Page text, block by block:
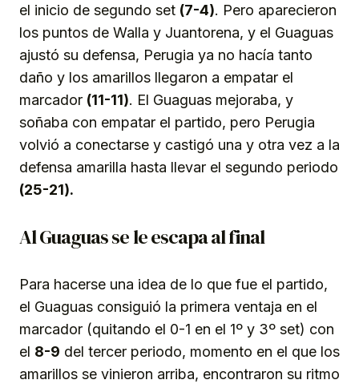
el inicio de segundo set (7-4). Pero aparecieron
los puntos de Walla y Juantorena, y el Guaguas
ajustó su defensa, Perugia ya no hacía tanto
daño y los amarillos llegaron a empatar el
marcador (11-11). El Guaguas mejoraba, y
soñaba con empatar el partido, pero Perugia
volvió a conectarse y castigó una y otra vez a la
defensa amarilla hasta llevar el segundo periodo
(25-21).
Al Guaguas se le escapa al final
Para hacerse una idea de lo que fue el partido,
el Guaguas consiguió la primera ventaja en el
marcador (quitando el 0-1 en el 1º y 3º set) con
el 8-9 del tercer periodo, momento en el que los
amarillos se vinieron arriba, encontraron su ritmo